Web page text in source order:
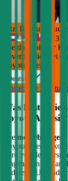
Jetzt Beratung
+3
Die durchblicker
unverbindlich bei
Toyota Avensis
Deutsch
Kostenlose
Was kostet die
Toyota
Avensis ?
Die
Toyota
Avensis
wird von der
eingehoben und an
anderen EU-